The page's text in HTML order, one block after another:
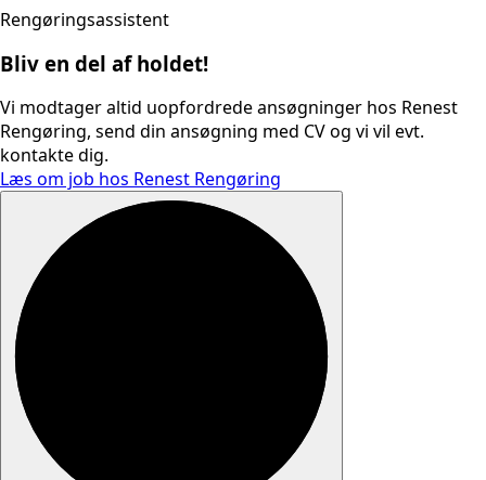
Rengøringsassistent
Bliv en del af holdet!
Vi modtager altid uopfordrede ansøgninger hos Renest
Rengøring, send din ansøgning med CV og vi vil evt.
kontakte dig.
Læs om job hos Renest Rengøring